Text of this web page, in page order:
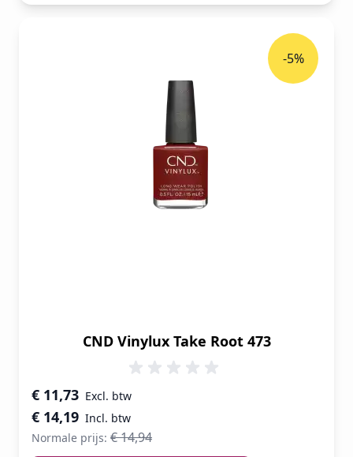
CND Vinylux Take Root 473
Speciale prijs
€ 14,19
€ 11,73
Normale prijs: € 14,94
-5%